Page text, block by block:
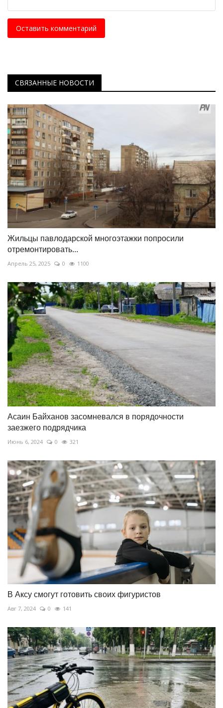
Оставить комментарий
СВЯЗАННЫЕ НОВОСТИ
Жильцы павлодарской многоэтажки попросили
отремонтировать...
Апрель 25, 2025 0 1100
Асаин Байханов засомневался в порядочности
заезжего подрядчика
Июнь 6, 2024 0 321
В Аксу смогут готовить своих фигуристов
Авг 7, 2024 0 141